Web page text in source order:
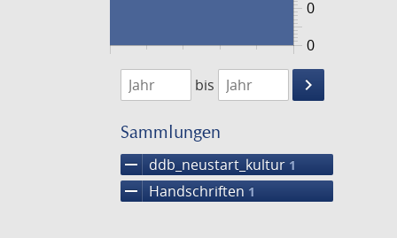
0
0
1474
1475
bis
keyboard_arrow_right
Suche
Sammlungen
remove ddb_neustart_kultur 1
remove Handschriften 1